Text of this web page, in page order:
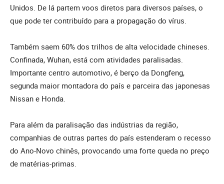
Unidos. De lá partem voos diretos para diversos países, o
que pode ter contribuído para a propagação do vírus.
Também saem 60% dos trilhos de alta velocidade chineses.
Confinada, Wuhan, está com atividades paralisadas.
Importante centro automotivo, é berço da Dongfeng,
segunda maior montadora do país e parceira das japonesas
Nissan e Honda.
Para além da paralisação das indústrias da região,
companhias de outras partes do país estenderam o recesso
do Ano-Novo chinês, provocando uma forte queda no preço
de matérias-primas.